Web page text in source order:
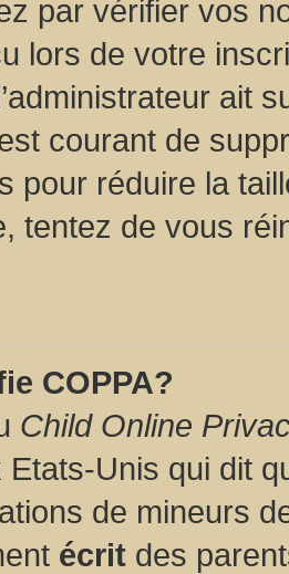
par vérifier vos
lors de votre
ait
courant de
pour réduire la
tentez de vous
COPPA?
Child Online
Etats-Unis qui dit
de mineurs
écrit des